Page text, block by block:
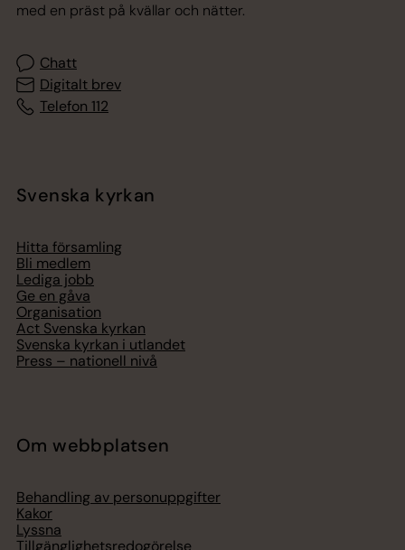
med en präst på kvällar och nätter.
Chatt
Digitalt brev
Telefon 112
Svenska kyrkan
Hitta församling
Bli medlem
Lediga jobb
Ge en gåva
Organisation
Act Svenska kyrkan
Svenska kyrkan i utlandet
Press – nationell nivå
Om webbplatsen
Behandling av personuppgifter
Kakor
Lyssna